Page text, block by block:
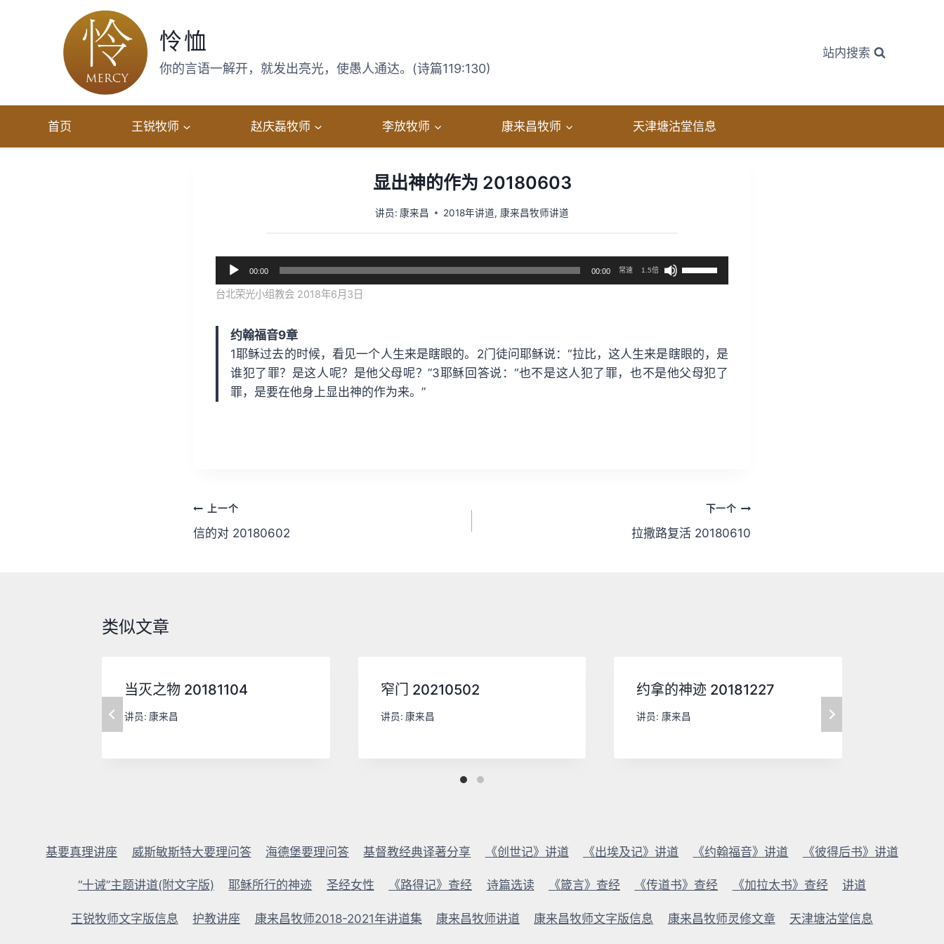
怜恤
你的言语一解开，就发出亮光，使愚人通达。(诗篇119:130)
站内搜索
首页 王锐牧师 赵庆磊牧师 李放牧师 康来昌牧师 天津塘沽堂信息
显出神的作为 20180603
讲员: 康来昌 2018年讲道, 康来昌牧师讲道
频
播
00:00 00:00 常速 1.5倍
使
用
箭
头
音
台北荣光小组教会 2018年6月3日
约翰福音9章
1耶稣过去的时候，看见一个人生来是瞎眼的。2门徒问耶稣说：“拉比，这人生来是瞎眼的，是
谁犯了罪？是这人呢？是他父母呢？”3耶稣回答说：“也不是这人犯了罪，也不是他父母犯了
罪，是要在他身上显出神的作为来。”
文
章
上一个
信的对 20180602
下一个
拉撒路复活 20180610
类似文章
当灭之物 20181104
讲员: 康来昌
窄门 20210502
讲员: 康来昌
约拿的神迹 20181227
讲员: 康来昌
基要真理讲座 威斯敏斯特大要理问答 海德堡要理问答 基督教经典译著分享 《创世记》讲道 《出埃及记》讲道 《约翰福音》讲道 《彼得后书》讲道
“十诫”主题讲道(附文字版) 耶稣所行的神迹 圣经女性 《路得记》查经 诗篇选读 《箴言》查经 《传道书》查经 《加拉太书》查经 讲道
王锐牧师文字版信息 护教讲座 康来昌牧师2018-2021年讲道集 康来昌牧师讲道 康来昌牧师文字版信息 康来昌牧师灵修文章 天津塘沽堂信息